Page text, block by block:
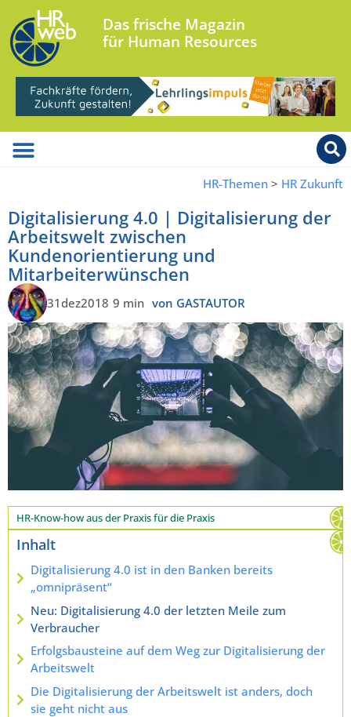
Das frische Magazin
für Human Resources
HR-Themen > HR Zukunft
Digitalisierung 4.0 | Digitalisierung der
Arbeitswelt zwischen
Kundenorientierung und
Mitarbeiterwünschen
31dez2018 9 min von GASTAUTOR
HR-Know-how aus der Praxis für die Praxis
Inhalt
Digitalisierung 4.0 ist in den Banken bereits
„omnipräsent“
Neu: Digitalisierung 4.0 der letzten Meile zum
Verbraucher
Erfolgsbausteine auf dem Weg zur Digitalisierung der
Arbeitswelt
Die Digitalisierung der Arbeitswelt ist anders, doch
sie geht nicht aus